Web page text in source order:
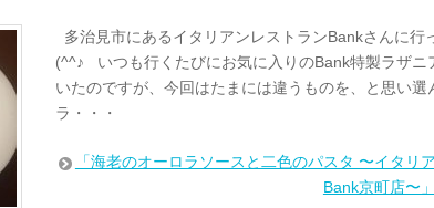
多治見市にあるイタリアンレストランBankさんに行
(^^♪ いつも行くたびにお気に入りのBank特製ラザニ
いたのですが、今回はたまには違うものを、と思い選
ラ・・・
「海老のオーロラソースと二色のパスタ 〜イタリ
Bank京町店〜